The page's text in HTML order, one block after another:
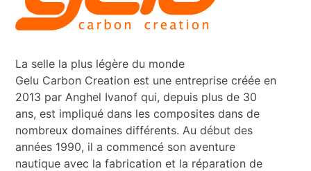
La selle la plus légère du monde
Gelu Carbon Creation est une entreprise créée en
2013 par Anghel Ivanof qui, depuis plus de 30
ans, est impliqué dans les composites dans de
nombreux domaines différents. Au début des
années 1990, il a commencé son aventure
nautique avec la fabrication et la réparation de